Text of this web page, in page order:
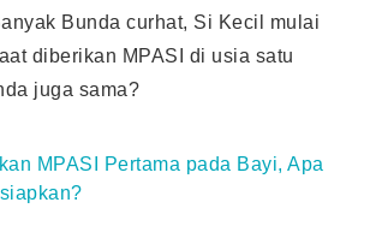
Bunda curhat, Si Kecil mulai
diberikan MPASI di usia satu
juga sama?
MPASI Pertama pada Bayi, Apa